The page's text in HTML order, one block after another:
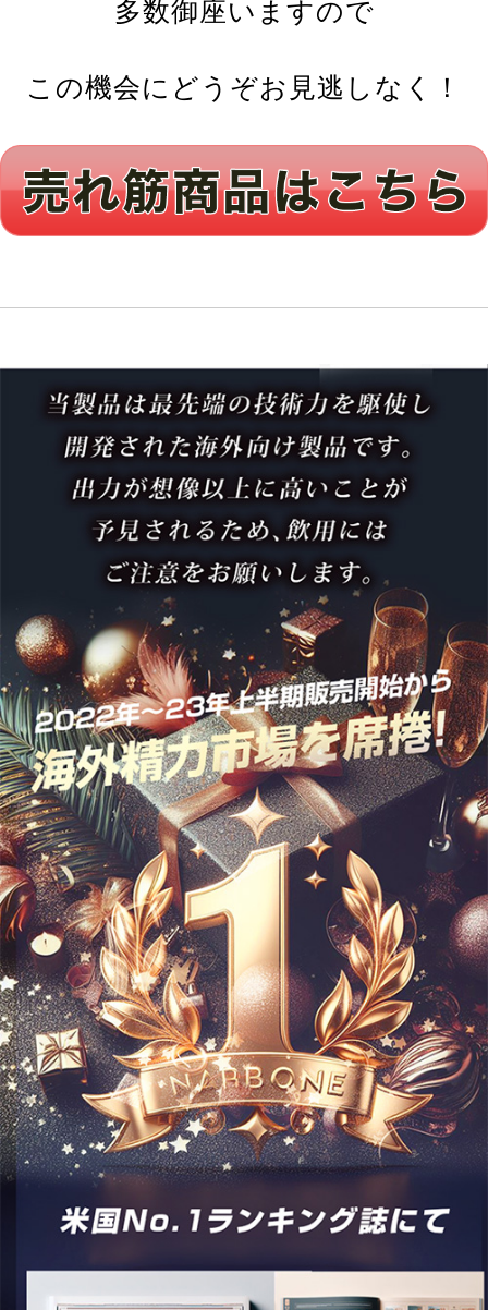
多数御座いますので
この機会にどうぞお見逃しなく！